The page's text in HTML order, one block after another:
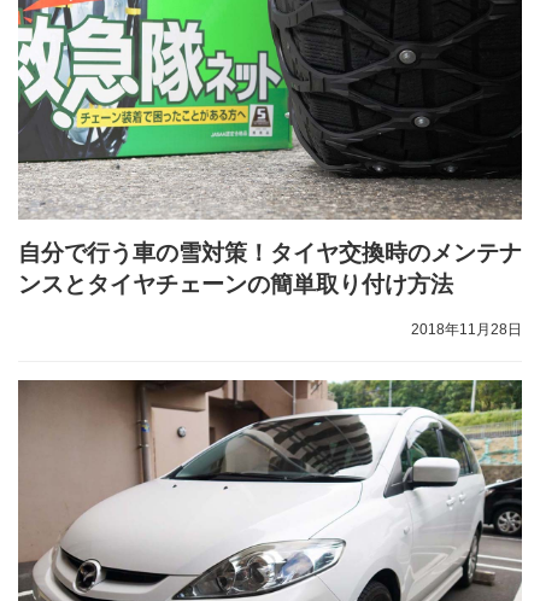
自分で行う車の雪対策！タイヤ交換時のメンテナ
ンスとタイヤチェーンの簡単取り付け方法
2018年11月28日